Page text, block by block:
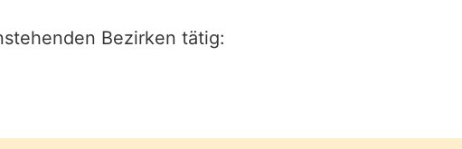
Bezirken tätig: